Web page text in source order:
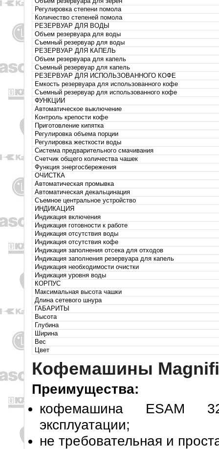
Регулировка степени помола
Количество степеней помола
РЕЗЕРВУАР ДЛЯ ВОДЫ
Объем резервуара для воды
Съемный резервуар для воды
РЕЗЕРВУАР ДЛЯ КАПЕЛЬ
Объем резервуара для капель
Съемный резервуар для капель
РЕЗЕРВУАР ДЛЯ ИСПОЛЬЗОВАННОГО КОФЕ
Емкость резервуара для использованного кофе
Съемный резервуар для использованного кофе
ФУНКЦИИ
Автоматическое выключение
Контроль крепости кофе
Приготовление кипятка
Регулировка объема порции
Регулировка жесткости воды
Система предварительного смачивания
Счетчик общего количества чашек
Функция энергосбережения
ОЧИСТКА
Автоматическая промывка
Автоматическая декальцинация
Съемное центральное устройство
ИНДИКАЦИЯ
Индикация включения
Индикация готовности к работе
Индикация отсутствия воды
Индикация отсутствия кофе
Индикация заполнения отсека для отходов
Индикация заполнения резервуара для капель
Индикация необходимости очистки
Индикация уровня воды
КОРПУС
Максимальная высота чашки
Длина сетевого шнура
ГАБАРИТЫ
Высота
Глубина
Ширина
Вес
Цвет
Кофемашины
Преимущества:
кофемашина ESAM
эксплуатации;
не требовательная и